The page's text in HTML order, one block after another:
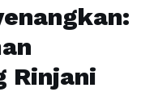
Rinjani